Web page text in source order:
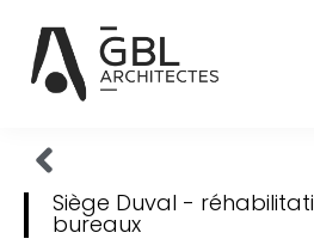
Siège Duval -
bureaux